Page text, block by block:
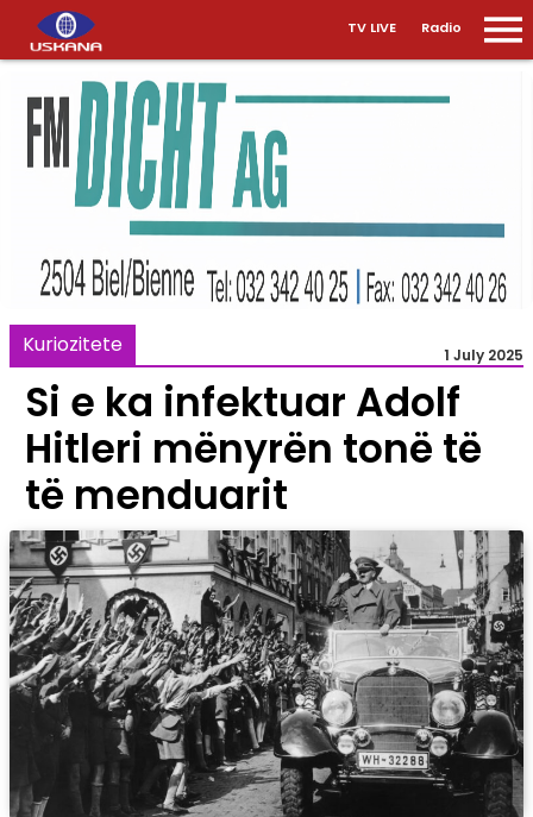
TV LIVE Radio
Kuriozitete 1 July 2025
Si e ka infektuar Adolf
Hitleri mënyrën tonë të
të menduarit